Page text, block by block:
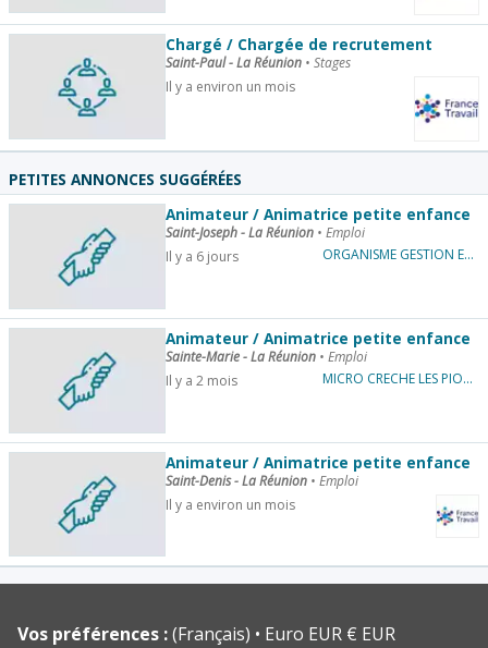
Chargé / Chargée de recrutement
Saint-Paul - La Réunion • Stages
Il y a environ un mois
PETITES ANNONCES SUGGÉRÉES
Animateur / Animatrice petite enfance
Saint-Joseph - La Réunion • Emploi
Il y a 6 jours
ORGANISME GESTION ECOLE CATHO STE ANNE
Animateur / Animatrice petite enfance
Sainte-Marie - La Réunion • Emploi
Il y a 2 mois
MICRO CRECHE LES PIOUS
Animateur / Animatrice petite enfance
Saint-Denis - La Réunion • Emploi
Il y a environ un mois
Vos préférences :(Français)
Euro EUR € EUR